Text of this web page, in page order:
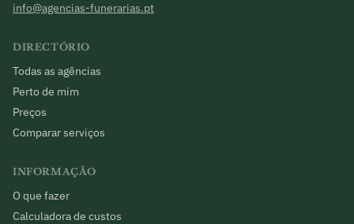
info@agencias-funerarias.pt
DIRECTÓRIO
Todas as agências
Perto de mim
Preços
Comparar serviços
INFORMAÇÃO
O que fazer
Calculadora de custos